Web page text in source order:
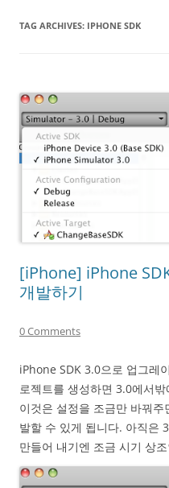
TAG ARCHIVES: IPHONE SDK
[iPhone] iPhone
개발하기
0 Comments
iPhone SDK 3.0으로 업그레
로젝트를 생성하면 3.0에서
이것은 설정을 조금만 바꿔
발할 수 있게 됩니다. 아직은
만들어 내기엔 조금 시기 상